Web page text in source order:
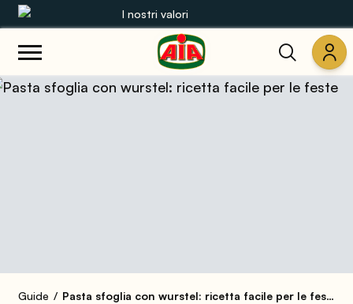
I nostri valori
Le nostre gamme
Mondo AIA
Guide Pasta sfoglia con wurstel: ricetta facile per le feste